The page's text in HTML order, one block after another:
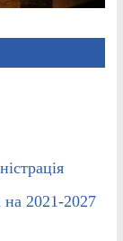
на 2021-2027